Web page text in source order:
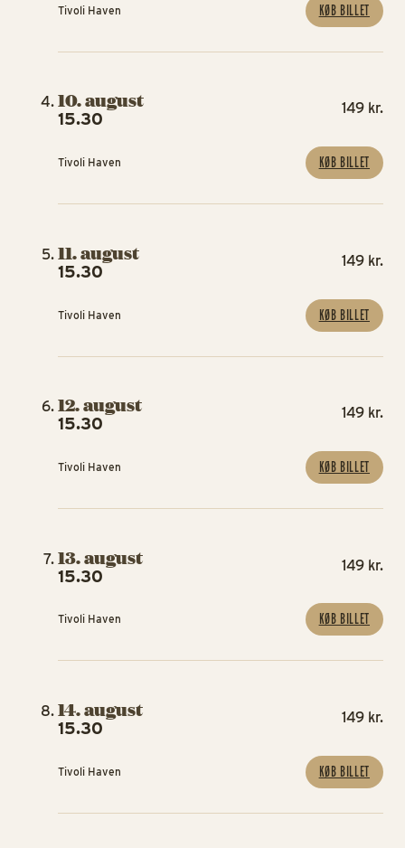
Tivoli Haven KØB BILLET
10. august
15.30
Tivoli Haven
149 kr.
KØB BILLET
11. august
15.30
Tivoli Haven
149 kr.
KØB BILLET
12. august
15.30
Tivoli Haven
149 kr.
KØB BILLET
13. august
15.30
Tivoli Haven
149 kr.
KØB BILLET
14. august
15.30
Tivoli Haven
149 kr.
KØB BILLET